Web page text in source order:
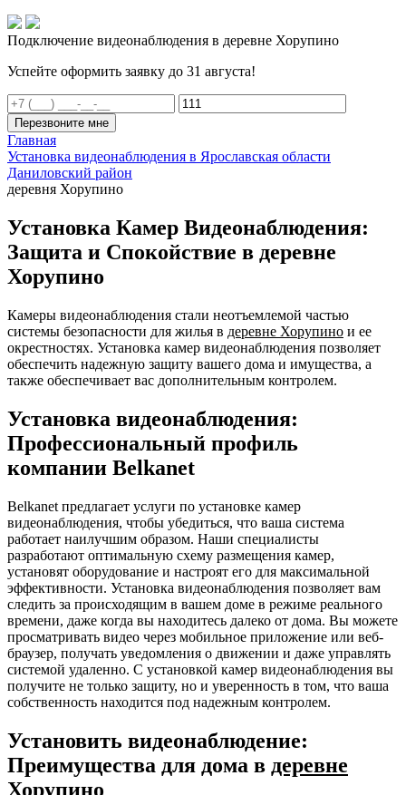
Подключение видеонаблюдения в деревне Хорупино
Успейте оформить заявку до 31 августа!
Перезвоните мне
Главная
Установка видеонаблюдения в Ярославская области
Даниловский район
деревня Хорупино
Установка Камер Видеонаблюдения:
Защита и Спокойствие в деревне
Хорупино
Камеры видеонаблюдения стали неотъемлемой частью
системы безопасности для жилья в деревне Хорупино и ее
окрестностях. Установка камер видеонаблюдения позволяет
обеспечить надежную защиту вашего дома и имущества, а
также обеспечивает вас дополнительным контролем.
Установка видеонаблюдения:
Профессиональный профиль
компании Belkanet
Belkanet предлагает услуги по установке камер
видеонаблюдения, чтобы убедиться, что ваша система
работает наилучшим образом. Наши специалисты
разработают оптимальную схему размещения камер,
установят оборудование и настроят его для максимальной
эффективности. Установка видеонаблюдения позволяет вам
следить за происходящим в вашем доме в режиме реального
времени, даже когда вы находитесь далеко от дома. Вы можете
просматривать видео через мобильное приложение или веб-
браузер, получать уведомления о движении и даже управлять
системой удаленно. С установкой камер видеонаблюдения вы
получите не только защиту, но и уверенность в том, что ваша
собственность находится под надежным контролем.
Установить видеонаблюдение:
Преимущества для дома в деревне
Хорупино